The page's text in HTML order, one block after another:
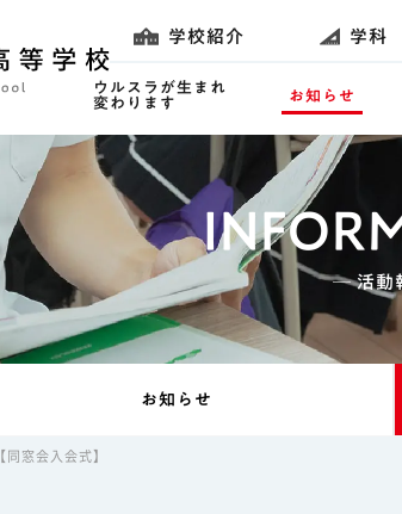
学校紹介 学科
ウルスラが生まれ
変わります
お知らせ
─ 活動
お知らせ
【同窓会入会式】